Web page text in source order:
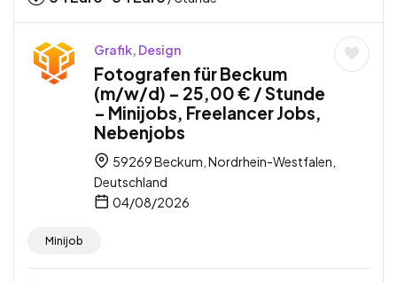
Grafik, Design
Fotografen für Beckum
(m/w/d) – 25,00 € / Stunde
– Minijobs, Freelancer Jobs,
Nebenjobs
59269 Beckum, Nordrhein-Westfalen,
Deutschland
04/08/2026
Minijob